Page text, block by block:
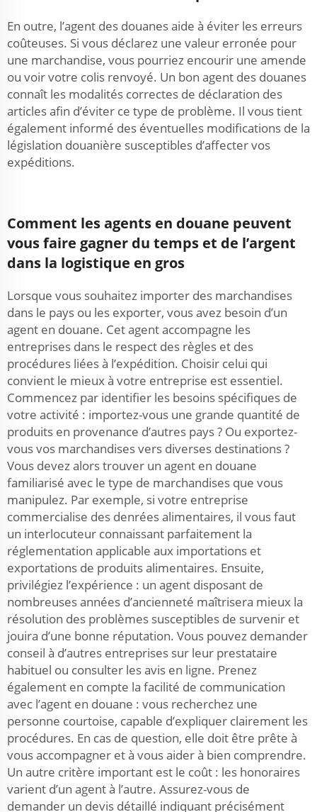
En outre, l’agent des douanes aide à éviter les erreurs
coûteuses. Si vous déclarez une valeur erronée pour
une marchandise, vous pourriez encourir une amende
ou voir votre colis renvoyé. Un bon agent des douanes
connaît les modalités correctes de déclaration des
articles afin d’éviter ce type de problème. Il vous tient
également informé des éventuelles modifications de la
législation douanière susceptibles d’affecter vos
expéditions.
Comment les agents en douane peuvent
vous faire gagner du temps et de l’argent
dans la logistique en gros
Lorsque vous souhaitez importer des marchandises
dans le pays ou les exporter, vous avez besoin d’un
agent en douane. Cet agent accompagne les
entreprises dans le respect des règles et des
procédures liées à l’expédition. Choisir celui qui
convient le mieux à votre entreprise est essentiel.
Commencez par identifier les besoins spécifiques de
votre activité : importez-vous une grande quantité de
produits en provenance d’autres pays ? Ou exportez-
vous vos marchandises vers diverses destinations ?
Vous devez alors trouver un agent en douane
familiarisé avec le type de marchandises que vous
manipulez. Par exemple, si votre entreprise
commercialise des denrées alimentaires, il vous faut
un interlocuteur connaissant parfaitement la
réglementation applicable aux importations et
exportations de produits alimentaires. Ensuite,
privilégiez l’expérience : un agent disposant de
nombreuses années d’ancienneté maîtrisera mieux la
résolution des problèmes susceptibles de survenir et
jouira d’une bonne réputation. Vous pouvez demander
conseil à d’autres entreprises sur leur prestataire
habituel ou consulter les avis en ligne. Prenez
également en compte la facilité de communication
avec l’agent en douane : vous recherchez une
personne courtoise, capable d’expliquer clairement les
procédures. En cas de question, elle doit être prête à
vous accompagner et à vous aider à bien comprendre.
Un autre critère important est le coût : les honoraires
varient d’un agent à l’autre. Assurez-vous de
demander un devis détaillé indiquant précisément